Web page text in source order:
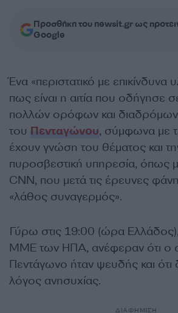
Προσθήκη του newsit.gr ως
Google
Ένα «περιστατικό με επικίνδυνα
πως είναι η αιτία που οδήγησε
πολλών ορόφων και
του Πενταγώνου, σύμφωνα με
έχουν γνώση του θέματος και
πυροσβεστική υπηρεσία, όπως
CNN, που μετά τις έρευνες
«λάθος συναγερμός».
Γύρω στις 19:00 (ώρα
ΜΜΕ των ΗΠΑ, ανέφεραν ότι ο
Πεντάγωνο ήταν ψευδής και ότι
λόγος ανησυχίας.
ΔΙΑΦΗΜΙΣΗ